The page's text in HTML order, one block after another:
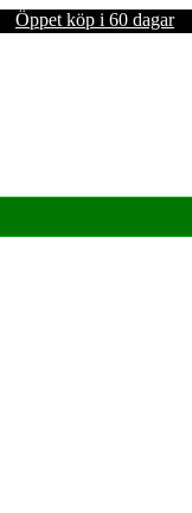
Öppet köp i 60 dagar